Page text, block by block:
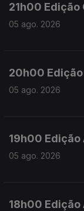
21h00 Edição
05 ago. 2026
20h00
05 ago. 2026
19h00 Edição
05 ago. 2026
18h00 Edição